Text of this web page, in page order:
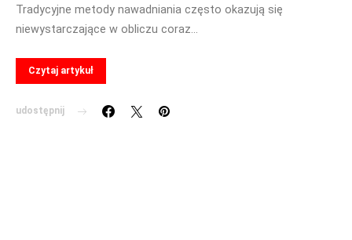
Tradycyjne metody nawadniania często okazują się
niewystarczające w obliczu coraz…
Czytaj artykuł
udostępnij